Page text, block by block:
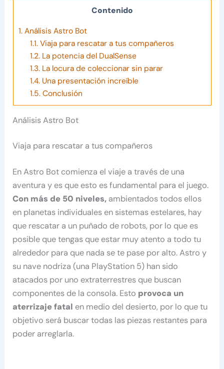
Contenido
1.Análisis Astro Bot
1.1.Viaja para rescatar a tus compañeros
1.2.La potencia del DualSense
1.3.La locura de coleccionar sin parar
1.4.Una presentación increíble
1.5.Conclusión
Análisis Astro Bot
Viaja para rescatar a tus compañeros
En Astro Bot comienza el viaje a través de una
aventura y es que esto es fundamental para el juego.
Con más de 50 niveles, ambientados todos ellos
en planetas individuales en sistemas estelares, hay
que rescatar a un puñado de robots, por lo que es
posible que tengas que estar muy atento a todo tu
alrededor para que nada se te pase por alto. Astro y
su nave nodriza (una PlayStation 5) han sido
atacados por uno extraterrestres que buscan
componentes de la consola. Esto provoca un
aterrizaje fatal en medio del desierto, por lo que tu
objetivo será buscar todas las piezas restantes para
poder arreglarla.